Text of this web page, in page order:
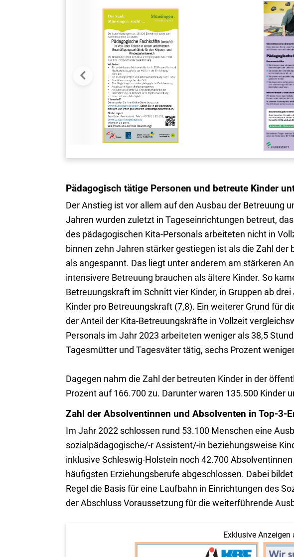
Pädagogisch tätige Personen und betreute Kinder
Der Anstieg ist vor allem auf den Ausbau der Betreuung
Jahren wurden zuletzt in Tageseinrichtungen betreut,
des pädagogischen Kita-Personals arbeiteten nicht in
binnen zehn Jahren stärker gestiegen ist als die Zahl
als angespannt. Das liegt unter anderem am stärkeren
intensivere Betreuung brauchen als ältere Kinder. So
Betreuungskraft im Schnitt vier Kinder, in Gruppen ab
Kinder pro Betreuungskraft (7,8). Ein weiterer Grund für
der Anteil der Kita-Betreuungskräfte in Vollzeit
Personals im Jahr 2023 arbeiteten weniger als 38,5
Tagesmütter und Tagesväter tätig, sechs Prozent
Dagegen nahm die Zahl der betreuten Kinder in der
Prozent auf 166.700 zu. Darunter waren 135.500 Kinder
Zahl der Absolventinnen und Absolventen in Top-3-
Im Jahr 2022 schlossen rund 53.100 Menschen eine
sozialpädagogische/-r Assistent/-in beziehungsweise
inklusive Schleswig-Holstein noch 42.700
häufigsten Erziehungsberufe abgeschlossen. Dabei
Regel die Basis für eine Laufbahn in Einrichtungen des
der Abschluss Voraussetzung für die weiterführende
Exklusive